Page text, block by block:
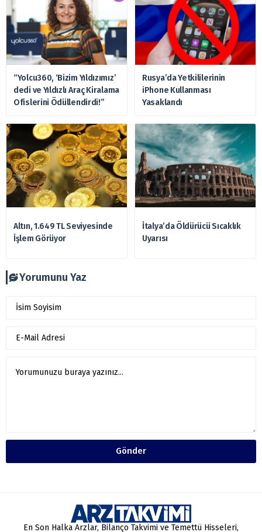
“Yolcu360, ‘Bizim Yıldızımız’
dedi ve Yıldızlı Araç Kiralama
Ofislerini Ödüllendirdi!”
Rusya’da Yetkililerinin
iPhone Kullanması
Yasaklandı
Altın, 1.649 TL Seviyesinde
İşlem Görüyor
İtalya’da Öldürücü Sıcaklık
Uyarısı
Yorumunu Yaz
Gönder
En Son Halka Arzlar, Bilanço Takvimi ve Temettü Hisseleri,